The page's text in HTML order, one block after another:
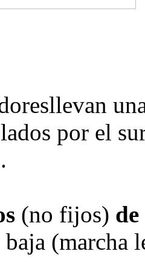
por el
(no fijos)
(marcha